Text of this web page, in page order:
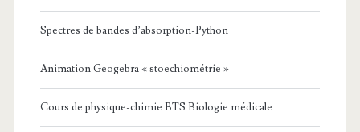
Spectres de bandes d’absorption-Python
Animation Geogebra « stoechiométrie »
Cours de physique-chimie BTS Biologie médicale